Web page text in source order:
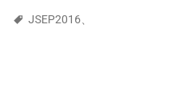
JSEP2016